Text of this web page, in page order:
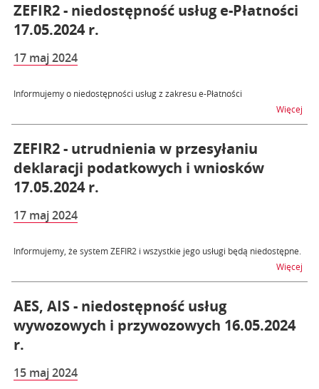
ZEFIR2 - niedostępność usług e-Płatności
17.05.2024 r.
17 maj 2024
Informujemy o niedostępności usług z zakresu e-Płatności
Więcej
ZEFIR2 - utrudnienia w przesyłaniu
deklaracji podatkowych i wniosków
17.05.2024 r.
17 maj 2024
Informujemy, że system ZEFIR2 i wszystkie jego usługi będą niedostępne.
Więcej
AES, AIS - niedostępność usług
wywozowych i przywozowych 16.05.2024
r.
15 maj 2024